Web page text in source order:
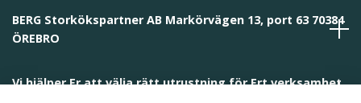
BERG Storkökspartner AB Markörvägen 13, port 63 70384
ÖREBRO
Vi hjälper Er att välja rätt utrustning för Ert verksamhet